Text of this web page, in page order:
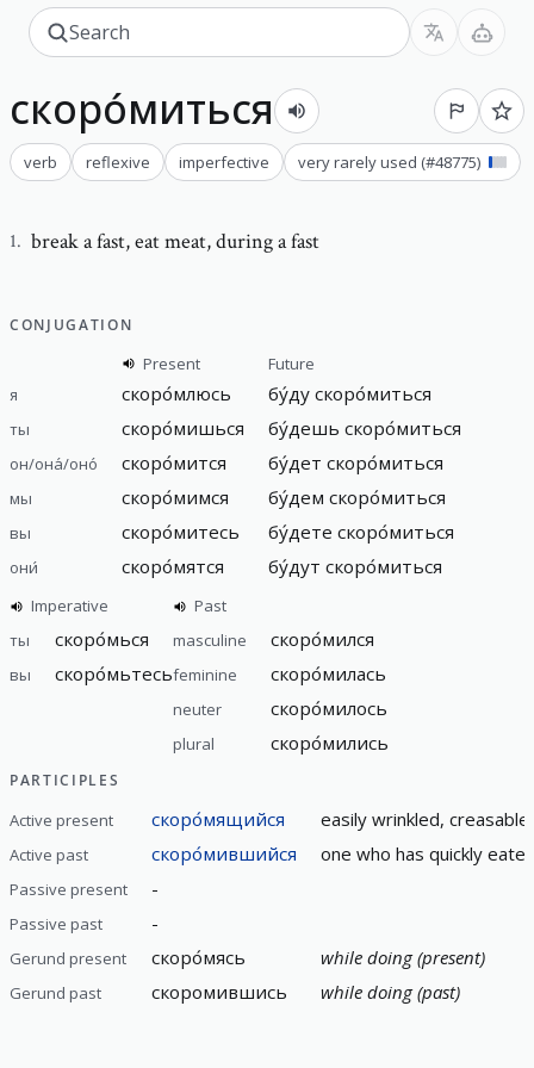
скоро́миться
verb reflexive imperfective very rarely used (#48775)
1. break a fast,eat meat, during a fast
CONJUGATION
Present
Future
я
скоро́млюсь бу́ду скоро́миться
ты скоро́мишься бу́дешь скоро́миться
он/она́/оно́ скоро́мится бу́дет скоро́миться
мы скоро́мимся бу́дем скоро́миться
вы скоро́митесь бу́дете скоро́миться
они́ скоро́мятся бу́дут скоро́миться
Imperative
ты
скоро́мься
вы скоро́мьтесь
Past
masculine
скоро́мился
feminine скоро́милась
neuter скоро́милось
plural скоро́мились
PARTICIPLES
Active present скоро́мящийся easily wrinkled, creasable
Active past скоро́мившийся one who has quickly
Passive present -
Passive past -
Gerund present скоро́мясь while doing (present)
Gerund past скоромившись while doing (past)